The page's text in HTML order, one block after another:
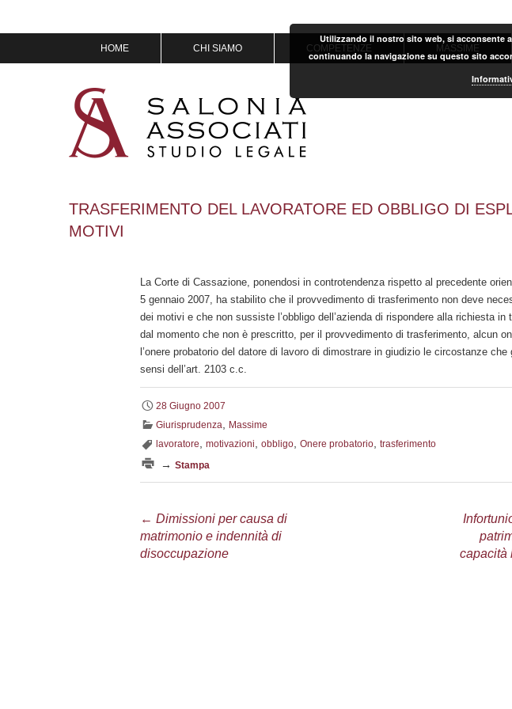
HOME CHI SIAMO
IL TEAM
OF COUNSEL
COMPETENZE MASSIME
TRASFERIMENTO DEL LAVORATORE ED OBBLIGO DI
MOTIVI
La Corte di Cassazione, ponendosi in controtendenza rispetto al precedente
5 gennaio 2007, ha stabilito che il provvedimento di trasferimento non deve
dei motivi e che non sussiste l’obbligo dell’azienda di rispondere alla richiesta
dal momento che non è prescritto, per il provvedimento di trasferimento, alcun
l’onere probatorio del datore di lavoro di dimostrare in giudizio le circostanze
sensi dell’art. 2103 c.c.
28 Giugno 2007
Giurisprudenza
Massime
lavoratore
motivazioni obbligo Onere probatorio trasferimento
→ Stampa
Navigazione
← Dimissioni per causa di
matrimonio e indennità di
disoccupazione
capacità
Utilizzando il nostro sito web, si acconsente
continuando la navigazione su questo sito